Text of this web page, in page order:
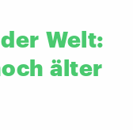
der Welt:
älter